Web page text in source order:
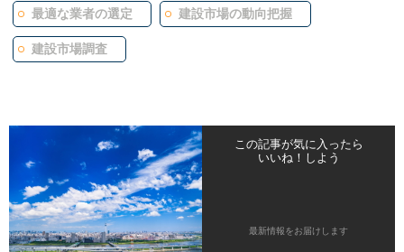
最適な業者の選定 建設市場の動向把握
建設市場調査
この記事が気に入ったら
いいね！しよう
最新情報をお届けします